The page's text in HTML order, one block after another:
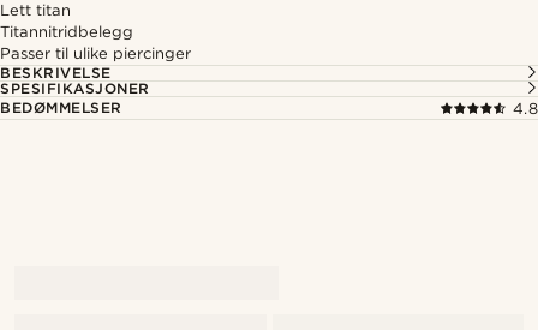
Lett titan
Titannitridbelegg
Passer til ulike piercinger
BESKRIVELSE
SPESIFIKASJONER
BEDØMMELSER
4.8